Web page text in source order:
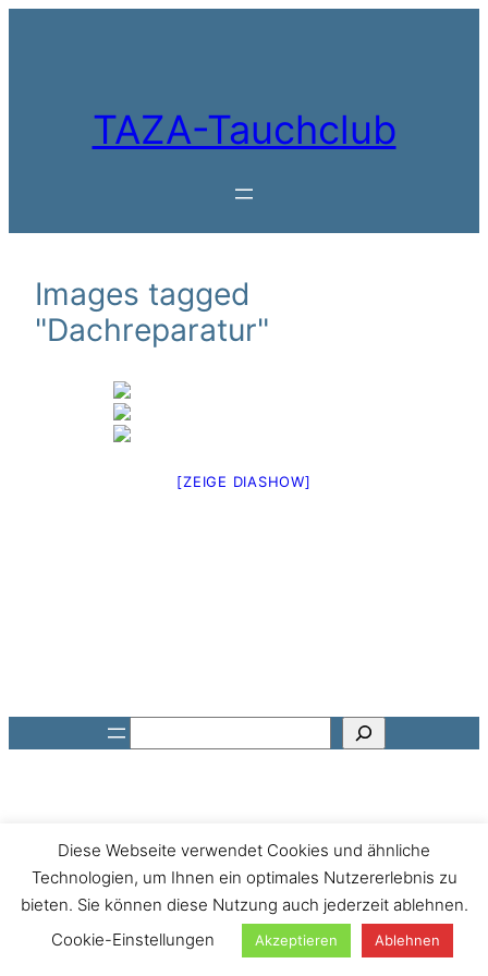
TAZA-Tauchclub
Images tagged
"Dachreparatur"
[ZEIGE DIASHOW]
Diese Webseite verwendet Cookies und ähnliche
Technologien, um Ihnen ein optimales Nutzererlebnis zu
bieten. Sie können diese Nutzung auch jederzeit ablehnen.
Cookie-Einstellungen
Akzeptieren Ablehnen